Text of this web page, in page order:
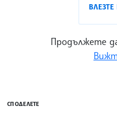
Продължете
СПОДЕЛЕТЕ